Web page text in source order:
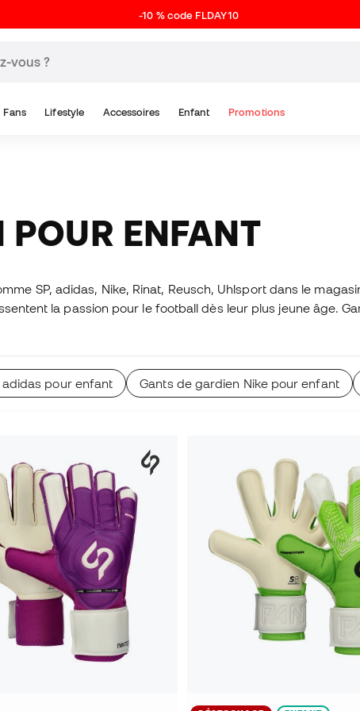
-10 % code FLDAY10
Fans Lifestyle Accessoires Enfant Promotions
POUR ENFANT
SP, adidas, Nike, Rinat, Reusch, Uhlsport dans le
la passion pour le football dès leur plus jeune âge.
pour enfant Gants de gardien Nike pour enfant